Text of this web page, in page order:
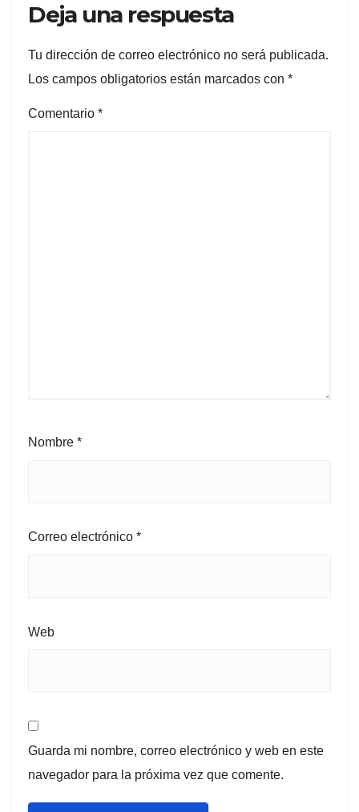
Deja una respuesta
Tu dirección de correo electrónico no será publicada.
Los campos obligatorios están marcados con *
Comentario *
Nombre *
Correo electrónico *
Web
Guarda mi nombre, correo electrónico y web en este
navegador para la próxima vez que comente.